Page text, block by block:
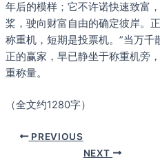
年后的模样；它不许诺快速致富
桨，驶向财富自由的确定彼岸。
称重机，短期是投票机。”当万
正的赢家，早已静坐于称重机旁
重称量。
（全文约1280字）
PREVIOUS
NEXT